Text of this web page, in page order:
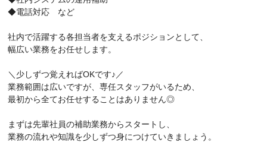
◆電話対応 など
社内で活躍する各担当者を支えるポジションとして、
幅広い業務をお任せします。
＼少しずつ覚えればOKです♪／
業務範囲は広いですが、専任スタッフがいるため、
最初から全てお任せすることはありません◎
まずは先輩社員の補助業務からスタートし、
業務の流れや知識を少しずつ身につけていきましょう。